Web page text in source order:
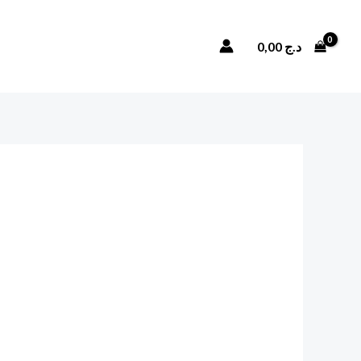
Rechercher د.ج 0,00